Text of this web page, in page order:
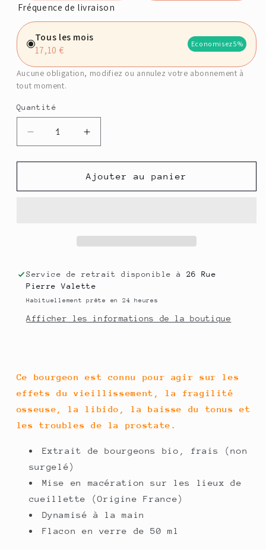
Fréquence de livraison
Tous les mois
17,10 €
Economisez5%
Aucune obligation, modifiez ou annulez votre abonnement à
tout moment.
Quantité
Quantité
Réduire
la
quantité
Séquoia
Augmenter
la
quantité
de
Séquoia
Ajouter au panier
Service de retrait disponible à 26 Rue
Pierre Valette
Habituellement prête en 24 heures
Afficher les informations de la boutique
Ce bourgeon est connu pour agir sur les
effets du vieillissement, la fragilité
osseuse, la libido, la baisse du tonus et
les troubles de la prostate.
Extrait de bourgeons bio, frais (non
surgelé)
Mise en macération sur les lieux de
cueillette (Origine France)
Dynamisé à la main
Flacon en verre de 50 ml